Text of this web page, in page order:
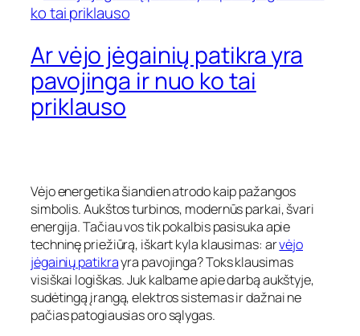
Ar vėjo jėgainių patikra yra
pavojinga ir nuo ko tai
priklauso
Vėjo energetika šiandien atrodo kaip pažangos
simbolis. Aukštos turbinos, modernūs parkai, švari
energija. Tačiau vos tik pokalbis pasisuka apie
techninę priežiūrą, iškart kyla klausimas: arvėjo
jėgainių patikrayra pavojinga? Toks klausimas
visiškai logiškas. Juk kalbame apie darbą aukštyje,
sudėtingą įrangą, elektros sistemas ir dažnai ne
pačias patogiausias oro sąlygas.